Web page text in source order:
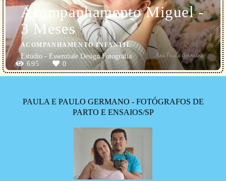
Acompanhamento Miguel -
3 Meses
ACOMPANHAMENTO INFANTIL
Estúdio - Essenziale Design Fotografia
695
0
PAULA E PAULO GERMANO - FOTÓGRAFOS DE
PARTO E ENSAIOS/SP